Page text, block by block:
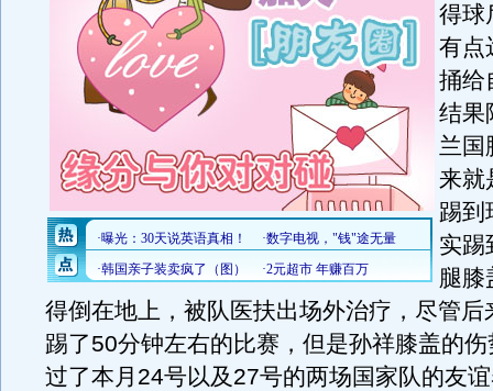
得球
有点
捅给
结果
兰国
来就
踢到
实踢
腿膝
得倒在地上，被队医扶出场外治疗，尽管后
踢了50分钟左右的比赛，但是孙祥膝盖的
过了本月24号以及27号的两场国家队的友